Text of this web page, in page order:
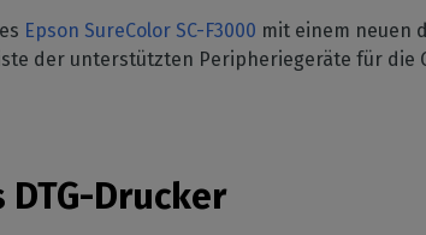
SOFTWARE-VERWALTUNG
EISENWARE
Tinte sparen
Reduzieren Sie den
von Hardware
Erhalten Sie unsere
Nachrichten direkt in Ihre
Mailbox
Epson SureColor SC-F3000 mit einem neuen
der unterstützten Peripheriegeräte für
DTG-Drucker